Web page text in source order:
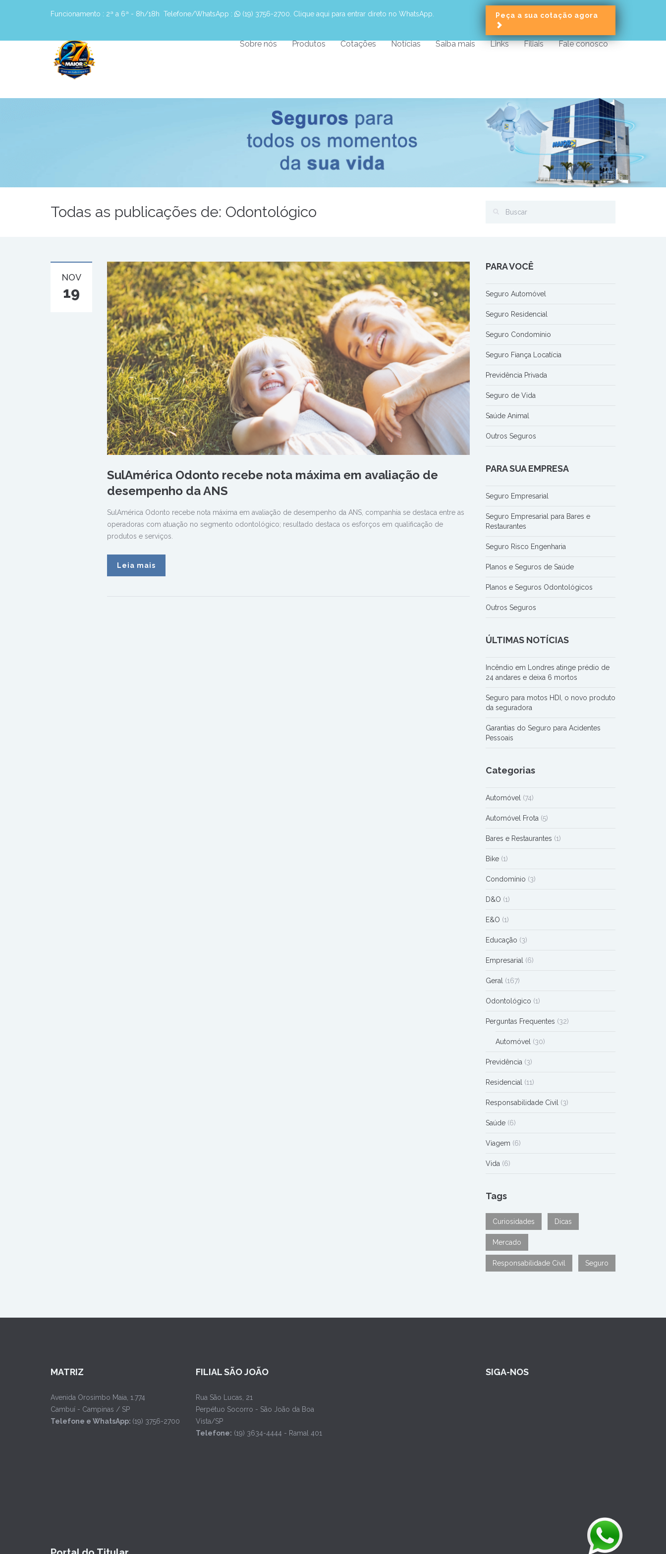
Peça a sua cotação agora
Funcionamento : 2ª a 6ª - 8h/18h Telefone/WhatsApp : (19) 3756-2700. Clique aqui para entrar direto no WhatsApp.
Sobre nós Produtos Cotações Notícias Saiba mais Links Filiais Fale conosco
Todas as publicações de: Odontológico
NOV
19
SulAmérica Odonto recebe nota máxima em avaliação de
desempenho da ANS
SulAmérica Odonto recebe nota máxima em avaliação de desempenho da ANS, companhia se destaca entre as
operadoras com atuação no segmento odontológico; resultado destaca os esforços em qualificação de
produtos e serviços.
Leia mais
PARA VOCÊ
Seguro Automóvel
Seguro Residencial
Seguro Condomínio
Seguro Fiança Locatícia
Previdência Privada
Seguro de Vida
Saúde Animal
Outros Seguros
PARA SUA EMPRESA
Seguro Empresarial
Seguro Empresarial para Bares e
Restaurantes
Seguro Risco Engenharia
Planos e Seguros de Saúde
Planos e Seguros Odontológicos
Outros Seguros
ÚLTIMAS NOTÍCIAS
Incêndio em Londres atinge prédio de
24 andares e deixa 6 mortos
Seguro para motos HDI, o novo produto
da seguradora
Garantias do Seguro para Acidentes
Pessoais
Categorias
Automóvel (74)
Automóvel Frota (5)
Bares e Restaurantes (1)
Bike(1)
Condomínio (3)
D&O (1)
E&O (1)
Educação (3)
Empresarial (6)
Geral (167)
Odontológico (1)
Perguntas Frequentes (32)
Automóvel (30)
Previdência (3)
Residencial (11)
Responsabilidade Civil (3)
Saúde(6)
Viagem (6)
Vida (6)
Tags
Curiosidades Dicas
Mercado
Responsabilidade Civil Seguro
MATRIZ
Avenida Orosimbo Maia, 1.774
Cambuí - Campinas / SP
Telefone e WhatsApp: (19) 3756-2700
FILIAL SÃO JOÃO
Rua São Lucas, 21
Perpétuo Socorro - São João da Boa
Vista/SP
Telefone: (19) 3634-4444 - Ramal 401
SIGA-NOS